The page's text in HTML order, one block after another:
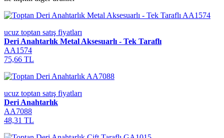
ucuz toptan satış fiyatları
Deri Anahtarlık Metal Aksesuarlı - Tek Taraflı
AA1574
75,66 TL
ucuz toptan satış fiyatları
Deri Anahtarlık
AA7088
48,31 TL